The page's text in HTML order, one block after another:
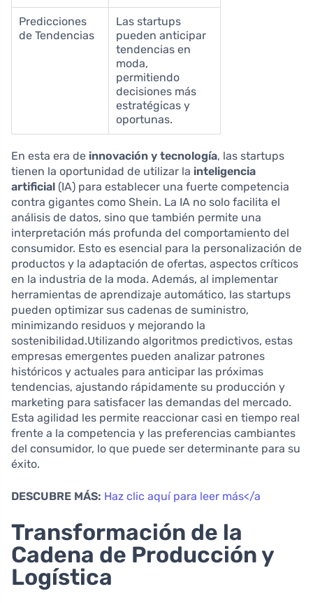
Predicciones
de Tendencias
Las startups
pueden anticipar
tendencias en
moda,
permitiendo
decisiones más
estratégicas y
oportunas.
En esta era de innovación y tecnología, las startups
tienen la oportunidad de utilizar la inteligencia
artificial (IA) para establecer una fuerte competencia
contra gigantes como Shein. La IA no solo facilita el
análisis de datos, sino que también permite una
interpretación más profunda del comportamiento del
consumidor. Esto es esencial para la personalización de
productos y la adaptación de ofertas, aspectos críticos
en la industria de la moda. Además, al implementar
herramientas de aprendizaje automático, las startups
pueden optimizar sus cadenas de suministro,
minimizando residuos y mejorando la
sostenibilidad.Utilizando algoritmos predictivos, estas
empresas emergentes pueden analizar patrones
históricos y actuales para anticipar las próximas
tendencias, ajustando rápidamente su producción y
marketing para satisfacer las demandas del mercado.
Esta agilidad les permite reaccionar casi en tiempo real
frente a la competencia y las preferencias cambiantes
del consumidor, lo que puede ser determinante para su
éxito.
DESCUBRE MÁS: Haz clic aquí para leer más</a
Transformación de la
Cadena de Producción y
Logística